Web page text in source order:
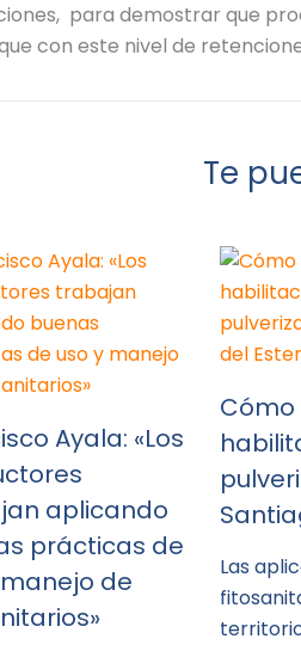
para demostrar que
con este nivel de
Te
Ayala: «Los
aplicando
prácticas de
de
Las